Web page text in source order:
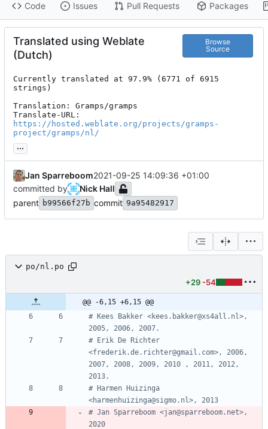
Code Issues Pull Requests Packages
Translated using Weblate
(Dutch)
Browse
Source
Currently translated at 97.9% (6771 of 6915
strings)
Translation: Gramps/gramps
https://hosted.weblate.org/projects/gramps-
project/gramps/nl/
...
Jan Sparreboom2021-09-25 14:09:36 +01:00
committed by
Nick Hall
parent b99566f27b commit 9a95482917
po/nl.po
+29 -54
@@ -6,15 +6,15 @@
# Kees Bakker <kees.bakker@xs4all.nl>,
2005, 2006, 2007.
# Erik De Richter
<frederik.de.richter@gmail.com>, 2006,
2007, 2008, 2009, 2010 , 2011, 2012,
2013.
# Harmen Huizinga
<harmenhuizinga@sigmo.nl>, 2013
# Jan Sparreboom <jan@sparreboom.net>,
2020